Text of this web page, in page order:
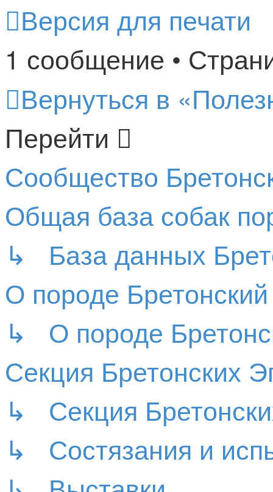
Версия для печати
1 сообщение •
Вернуться в
Перейти
Сообщество
Общая база собак
↳ База данных
О породе
↳ О породе
Секция
↳ Секция
↳ Состязания и